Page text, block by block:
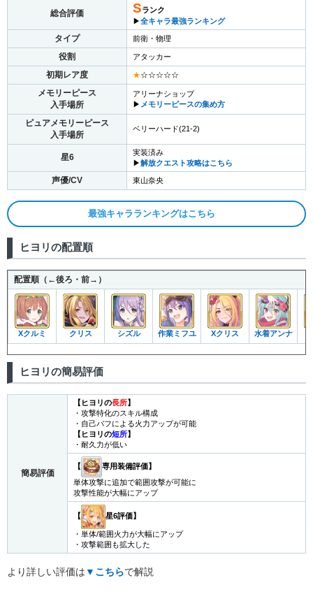
総合評価 Sランク
▶︎全キャラ最強ランキング
タイプ 前衛・物理
役割 アタッカー
初期レア度 ★☆☆☆☆☆
メモリーピース
入手場所
アリーナショップ
▶︎ メモリーピースの集め方
ピュアメモリーピース
入手場所
ベリーハード(21-2)
星6
実装済み
▶︎解放クエスト攻略はこちら
声優/CV 東山奈央
最強キャラランキングはこちら
ヒヨリの配置順
配置順（←後ろ・前→）
Xクルミ クリス シズル 作業ミフユ Xクリス 水着アンナ
ヒヨリの簡易評価
簡易評価
【ヒヨリの長所】
・攻撃特化のスキル構成
・自己バフによる火力アップが可能
【ヒヨリの短所】
・耐久力が低い
【
専用装備評価】
単体攻撃に追加で範囲攻撃が可能に
攻撃性能が大幅にアップ
【 星6評価】
・単体/範囲火力が大幅にアップ
・攻撃範囲も拡大した
より詳しい評価は ▼こちらで解説